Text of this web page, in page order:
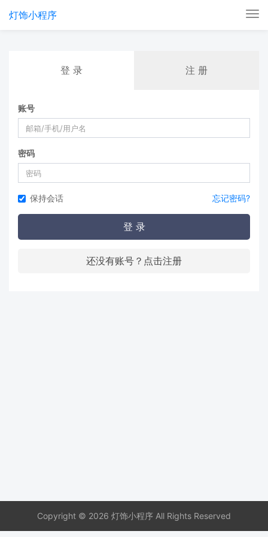
灯饰小程序
登 录 注 册
账号
密码
保持会话 忘记密码?
登 录
还没有账号？点击注册
Copyright © 2026 灯饰小程序 All Rights Reserved